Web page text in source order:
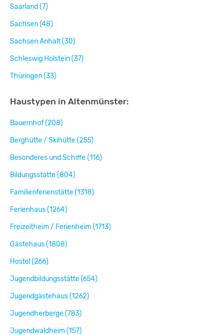
Saarland (7)
Sachsen (48)
Sachsen Anhalt (30)
Schleswig Holstein (37)
Thüringen (33)
Haustypen in Altenmünster:
Bauernhof (208)
Berghütte / Skihütte (255)
Besonderes und Schiffe (116)
Bildungsstätte (804)
Familienferienstätte (1318)
Ferienhaus (1264)
Freizeitheim / Ferienheim (1713)
Gästehaus (1808)
Hostel (266)
Jugendbildungsstätte (654)
Jugendgästehaus (1262)
Jugendherberge (783)
Jugendwaldheim (157)